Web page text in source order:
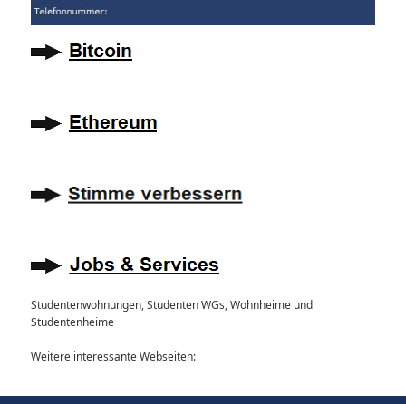
Studentenwohnungen, Studenten WGs, Wohnheime und
Studentenheime
Weitere interessante Webseiten: